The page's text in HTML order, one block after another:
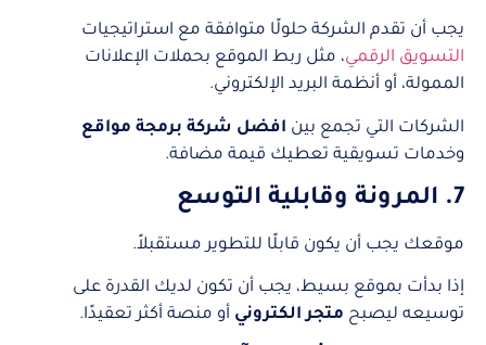
يجب أن تقدم الشركة حلولًا متوافقة مع استراتيجيات
التسويق الرقمي، مثل ربط الموقع بحملات الإعلانات
الممولة، أو أنظمة البريد الإلكتروني.
الشركات التي تجمع بين افضل شركة برمجة مواقع
وخدمات تسويقية تعطيك قيمة مضافة.
7. المرونة وقابلية التوسع
موقعك يجب أن يكون قابلًا للتطوير مستقبلاً.
إذا بدأت بموقع بسيط، يجب أن تكون لديك القدرة على
توسيعه ليصبح متجر الكتروني أو منصة أكثر تعقيدًا.